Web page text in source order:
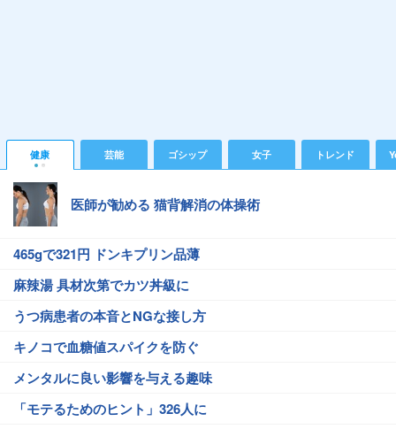
健康 芸能 ゴシップ 女子 トレンド
医師が勧める 猫背解消の体操術
465gで321円 ドンキプリン品薄
麻辣湯 具材次第でカツ丼級に
うつ病患者の本音とNGな接し方
キノコで血糖値スパイクを防ぐ
メンタルに良い影響を与える趣味
「モテるためのヒント」326人に